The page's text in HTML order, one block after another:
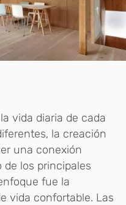
vida diaria de cada
la creación
una conexión
los principales
fue la
vida confortable. Las